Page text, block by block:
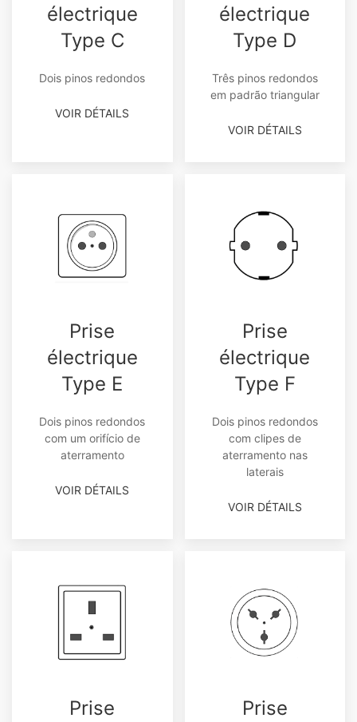
électrique
Type C
Dois pinos redondos
VOIR DÉTAILS
électrique
Type D
Três pinos redondos
em padrão triangular
VOIR DÉTAILS
Prise
électrique
Type E
Dois pinos redondos
com um orifício de
aterramento
VOIR DÉTAILS
Prise
électrique
Type F
Dois pinos redondos
com clipes de
aterramento nas
laterais
VOIR DÉTAILS
Prise
Prise